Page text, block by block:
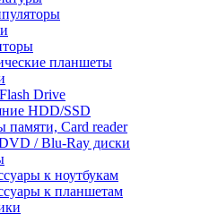
планшеты
Drive
HDD/SSD
памяти, Card reader
/ Blu-Ray диски
к ноутбукам
к планшетам